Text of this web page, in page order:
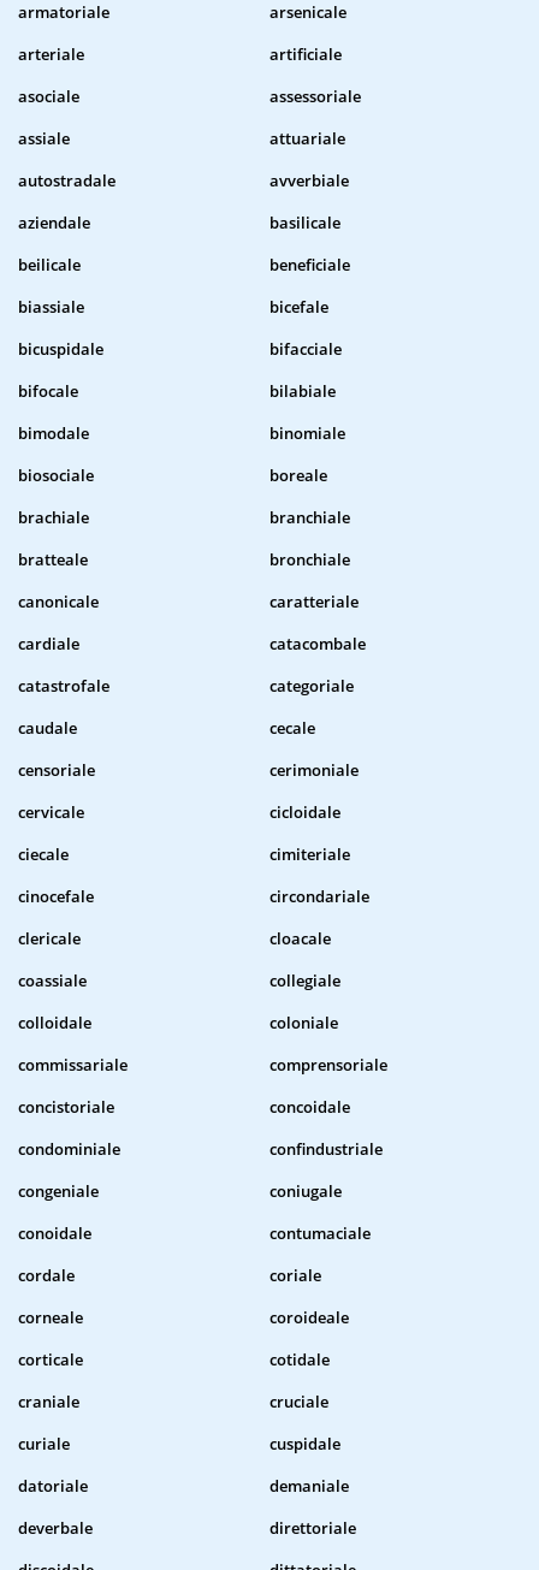
armatoriale
arsenicale
arteriale
artificiale
asociale
assessoriale
assiale
attuariale
autostradale
avverbiale
aziendale
basilicale
beilicale
beneficiale
biassiale
bicefale
bicuspidale
bifacciale
bifocale
bilabiale
bimodale
binomiale
biosociale
boreale
brachiale
branchiale
bratteale
bronchiale
canonicale
caratteriale
cardiale
catacombale
catastrofale
categoriale
caudale
cecale
censoriale
cerimoniale
cervicale
cicloidale
ciecale
cimiteriale
cinocefale
circondariale
clericale
cloacale
coassiale
collegiale
colloidale
coloniale
commissariale
comprensoriale
concistoriale
concoidale
condominiale
confindustriale
congeniale
coniugale
conoidale
contumaciale
cordale
coriale
corneale
coroideale
corticale
cotidale
craniale
cruciale
curiale
cuspidale
datoriale
demaniale
deverbale
direttoriale